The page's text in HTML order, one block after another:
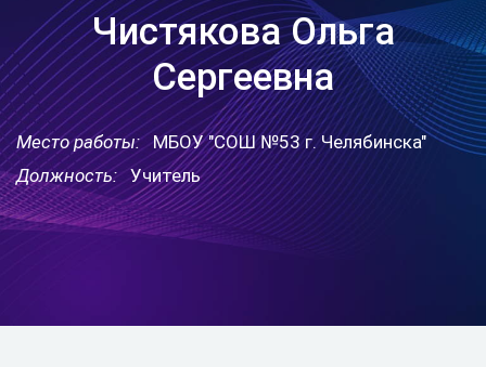
Чистякова Ольга
Сергеевна
Место работы: МБОУ "СОШ №53 г. Челябинска"
Должность: Учитель